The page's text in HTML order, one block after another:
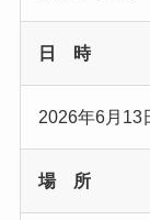
日 時
2026年6月13
場 所